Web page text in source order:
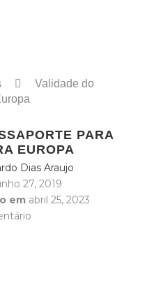
Validade do
PARA
EUROPA
Dias Araujo
27, 2019
em abril 25, 2023